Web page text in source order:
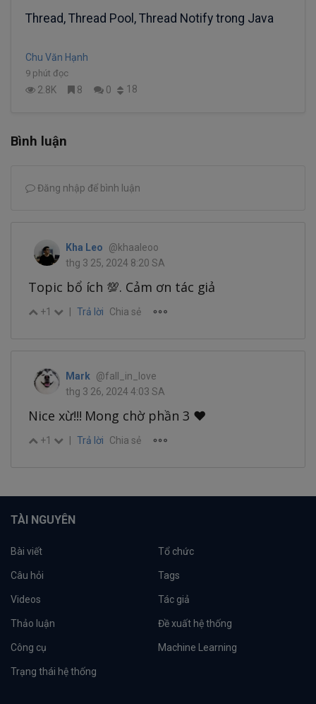
Thread, Thread Pool, Thread Notify trong Java
Chu Văn Hạnh
9 phút đọc
2.8K 8 0 18
Bình luận
Đăng nhập để bình luận
Kha Leo
@khaaleoo
thg 3 25, 2024 8:20 SA
Topic bổ ích 💯. Cảm ơn tác giả
+1 Trả lời Chia sẻ
Mark
@fall_in_love
thg 3 26, 2024 4:03 SA
Nice xừ!!! Mong chờ phần 3 ♥️
+1 Trả lời Chia sẻ
TÀI NGUYÊN
Bài viết Tổ chức
Câu hỏi Tags
Videos Tác giả
Thảo luận Đề xuất hệ thống
Công cụ Machine Learning
Trạng thái hệ thống